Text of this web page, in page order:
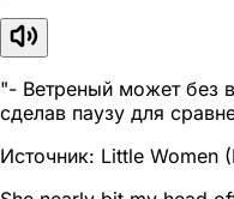
"- Ветреный может без
сделав паузу для
Источник: Little Women